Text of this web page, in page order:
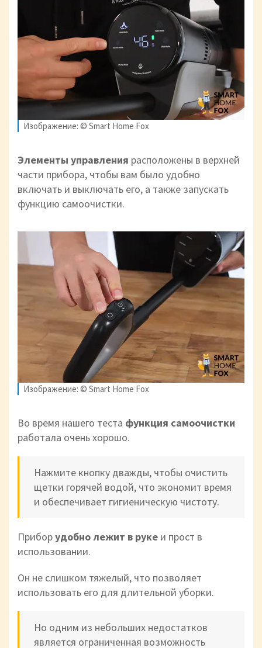
Изображение: © Smart Home Fox
Элементы управления расположены в верхней
части прибора, чтобы вам было удобно
включать и выключать его, а также запускать
функцию самоочистки.
Изображение: © Smart Home Fox
Во время нашего теста функция самоочистки
работала очень хорошо.
Нажмите кнопку дважды, чтобы очистить
щетки горячей водой, что экономит время
и обеспечивает гигиеническую чистоту.
Приборудобно лежит в руке и прост в
использовании.
Он не слишком тяжелый, что позволяет
использовать его для длительной уборки.
Но одним из небольших недостатков
является ограниченная возможность